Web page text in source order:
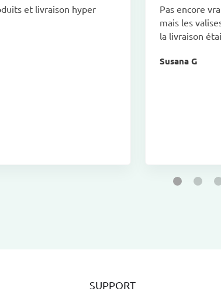
et livraison hyper
Pas encore
mais les
la livraison
Susana G
SUPPORT